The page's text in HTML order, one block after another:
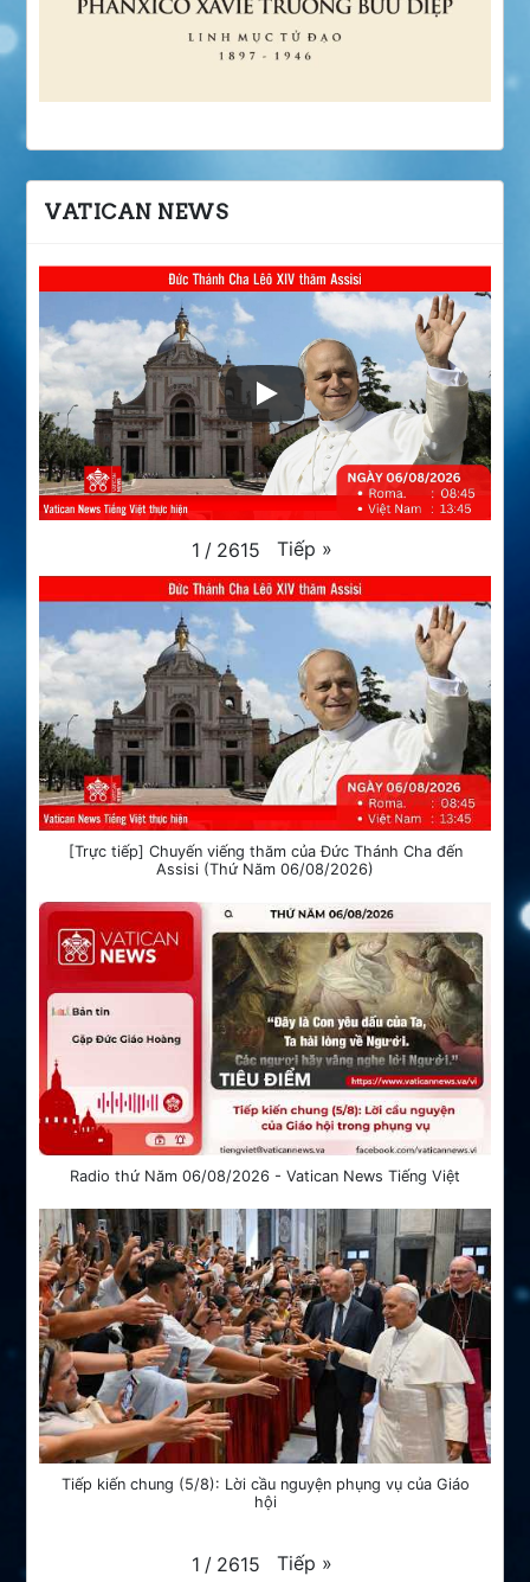
VATICAN NEWS
1 / 2615 Tiếp »
[Trực tiếp] Chuyến viếng thăm của Đức Thánh Cha đến
Assisi (Thứ Năm 06/08/2026)
Radio thứ Năm 06/08/2026 - Vatican News Tiếng Việt
Tiếp kiến chung (5/8): Lời cầu nguyện phụng vụ của Giáo
hội
1 / 2615 Tiếp »